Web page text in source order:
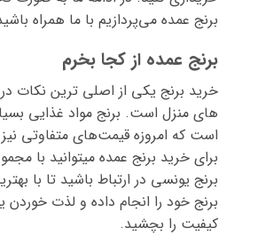
است
در
صفحه
محصول
انتخاب
شوند
در
شوند
برنج عمده می‌پردازیم با ما همراه
برنج عمده از کجا بخرم
خرید برنج یکی از اصلی ترین نکات
های منزل است. برنج مواد غذایی
است که امروزه قیمت‌های متفاوتی
برای خرید برنج عمده میتوانید با
برنج یونسی در ارتباط باشید تا با
برنج خود را انجام داده و لذت خوردن
کیفیت را بچشید.